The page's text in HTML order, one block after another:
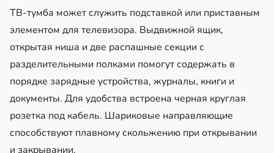
ТВ-тумба может служить подставкой или приставным
элементом для телевизора. Выдвижной ящик,
открытая ниша и две распашные секции с
разделительными полками помогут содержать в
порядке зарядные устройства, журналы, книги и
документы. Для удобства встроена черная круглая
розетка под кабель. Шариковые направляющие
способствуют плавному скольжению при открывании
и закрывании.